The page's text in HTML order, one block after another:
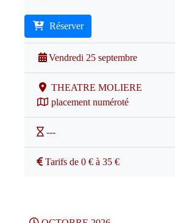
Réserver
Vendredi 25 septembre
THEATRE MOLIERE
placement numéroté
---
Tarifs de 0 € à 35 €